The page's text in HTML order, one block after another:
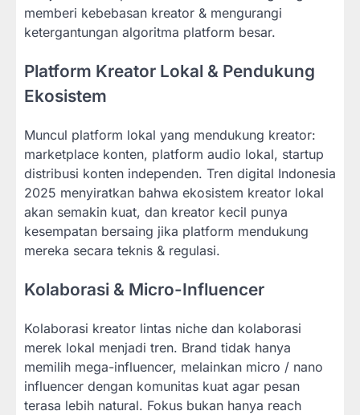
memberi kebebasan kreator & mengurangi
ketergantungan algoritma platform besar.
Platform Kreator Lokal & Pendukung
Ekosistem
Muncul platform lokal yang mendukung kreator:
marketplace konten, platform audio lokal, startup
distribusi konten independen. Tren digital Indonesia
2025 menyiratkan bahwa ekosistem kreator lokal
akan semakin kuat, dan kreator kecil punya
kesempatan bersaing jika platform mendukung
mereka secara teknis & regulasi.
Kolaborasi & Micro-Influencer
Kolaborasi kreator lintas niche dan kolaborasi
merek lokal menjadi tren. Brand tidak hanya
memilih mega-influencer, melainkan micro / nano
influencer dengan komunitas kuat agar pesan
terasa lebih natural. Fokus bukan hanya reach